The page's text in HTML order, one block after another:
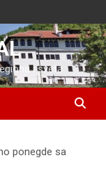
i sveta
ponegde sa